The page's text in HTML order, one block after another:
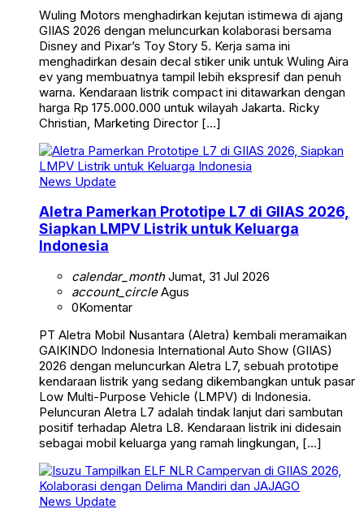
Wuling Motors menghadirkan kejutan istimewa di ajang
GIIAS 2026 dengan meluncurkan kolaborasi bersama
Disney and Pixar’s Toy Story 5. Kerja sama ini
menghadirkan desain decal stiker unik untuk Wuling Aira
ev yang membuatnya tampil lebih ekspresif dan penuh
warna. Kendaraan listrik compact ini ditawarkan dengan
harga Rp 175.000.000 untuk wilayah Jakarta. Ricky
Christian, Marketing Director […]
News Update
Aletra Pamerkan Prototipe L7 di GIIAS 2026,
Siapkan LMPV Listrik untuk Keluarga
Indonesia
calendar_monthJumat, 31 Jul 2026
account_circleAgus
0Komentar
PT Aletra Mobil Nusantara (Aletra) kembali meramaikan
GAIKINDO Indonesia International Auto Show (GIIAS)
2026 dengan meluncurkan Aletra L7, sebuah prototipe
kendaraan listrik yang sedang dikembangkan untuk pasar
Low Multi-Purpose Vehicle (LMPV) di Indonesia.
Peluncuran Aletra L7 adalah tindak lanjut dari sambutan
positif terhadap Aletra L8. Kendaraan listrik ini didesain
sebagai mobil keluarga yang ramah lingkungan, […]
News Update